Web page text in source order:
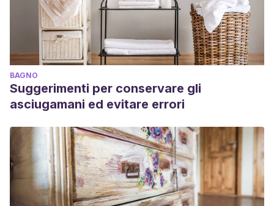
BAGNO
Suggerimenti per conservare gli
asciugamani ed evitare errori